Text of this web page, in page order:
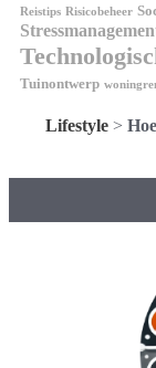
Reistips Risicobeheer
Tuinontwerp
Lifestyle >